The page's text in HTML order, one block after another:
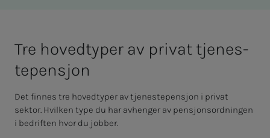
Tre ho­ved­­­ty­­­per av pri­vat tje­­­nes­­
te­­­pen­­­sjon
Det finnes tre hovedtyper av tjenestepensjon i privat
sektor. Hvilken type du har avhenger av pensjonsordningen
i bedriften hvor du jobber.